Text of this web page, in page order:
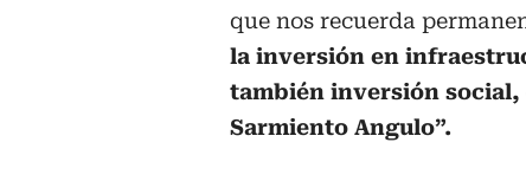
que nos recuerda
la inversión en
también inversión social,
Sarmiento Angulo”.